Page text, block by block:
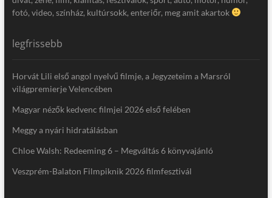
fotó, video, színház, kultúrsokk, enteriőr, meg amit akartok
legfrissebb
Horvát Lili első angol nyelvű filmje, a Jegyzeteim a Marsról
világpremierje Velencében
Magyar nézők kedvenc filmjei 2026 első felében
Meggy a nyári hidratálásban
Chloe Walsh: Redeeming 6 – Megváltás 6 könyvajánló
Veszprém-Balaton Filmpiknik 2026 filmfesztivál